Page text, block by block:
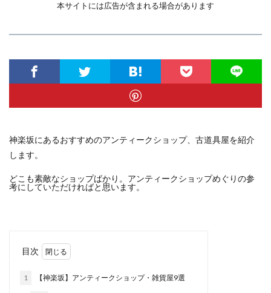
本サイトには広告が含まれる場合があります
神楽坂にあるおすすめのアンティークショップ、古道具屋を紹介
します。
どこも素敵なショップばかり。アンティークショップめぐりの参
考にしていただければと思います。
目次
1 【神楽坂】アンティークショップ・雑貨屋9選